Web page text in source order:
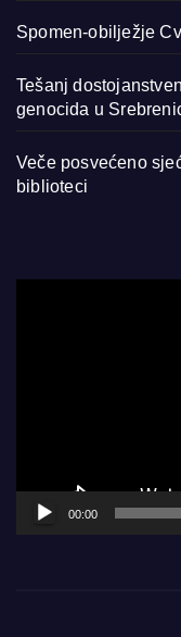
Spomen-obilježje
Tešanj
genocida u
Veče posvećeno
biblioteci
00:00